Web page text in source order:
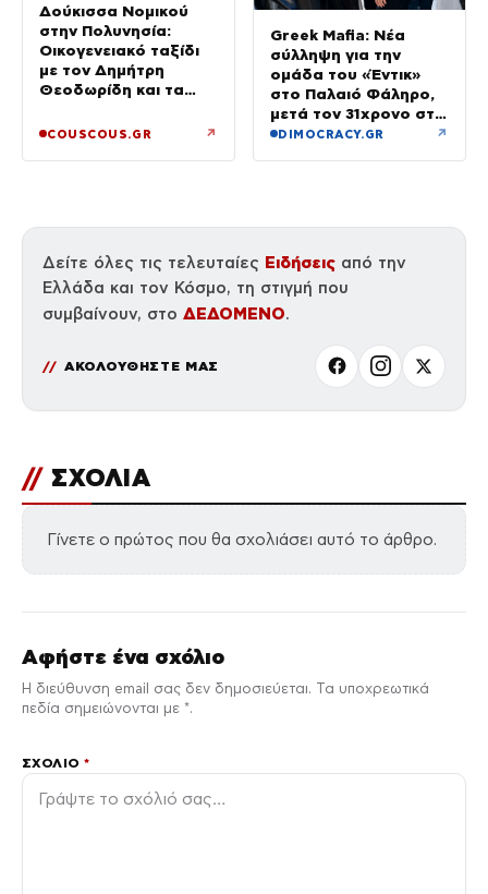
Δούκισσα Νομικού
στην Πολυνησία:
Οικογενειακό ταξίδι
με τον Δημήτρη
Θεοδωρίδη και τα
COUSCOUS.GR ↗
Greek Mafia: Νέα
σύλληψη για την
ομάδα του «Έντικ»
στο Παλαιό Φάληρο,
μετά τον 31χρονο στη
Γερμανία
DIMOCRACY.GR ↗
Δείτε όλες τις τελευταίες Ειδήσεις από την
Ελλάδα και τον Κόσμο, τη στιγμή που
συμβαίνουν, στο ΔΕΔΟΜΕΝΟ.
ΑΚΟΛΟΥΘΗΣΤΕ ΜΑΣ
// ΣΧΟΛΙΑ
Γίνετε ο πρώτος που θα σχολιάσει αυτό το άρθρο.
Αφήστε ένα σχόλιο
Η διεύθυνση email σας δεν δημοσιεύεται. Τα υποχρεωτικά
πεδία σημειώνονται με *.
ΣΧΌΛΙΟ*